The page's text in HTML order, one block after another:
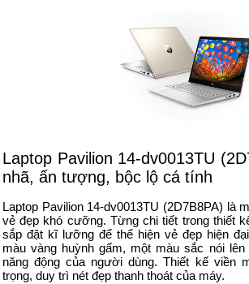
Laptop Pavilion 14-dv0013TU
nhã, ấn tượng, bộc lộ cá tính
Laptop Pavilion 14-dv0013TU (2D7B8PA) là
vẻ đẹp khó cưỡng. Từng chi tiết trong thiết
sắp đặt kĩ lưỡng để thể hiện vẻ đẹp hiện
màu vàng huỳnh gấm, một màu sắc nói
năng động của người dùng. Thiết kế viền
trọng, duy trì nét đẹp thanh thoát của máy.